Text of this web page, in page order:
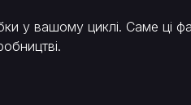
у вашому циклі. Саме ці